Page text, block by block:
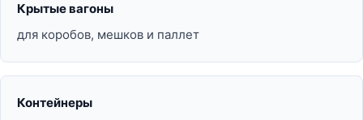
Крытые вагоны
для коробов, мешков и паллет
Контейнеры